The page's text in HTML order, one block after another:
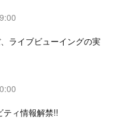
ライブビューイングの実
ティ情報解禁!!